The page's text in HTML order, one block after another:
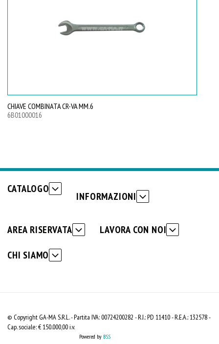
CHIAVE COMBINATA CR-VA MM.6
6B01000016
CHI SIAMO
CATALOGO
INFORMAZIONI
AREA RISERVATA LAVORA CON NOI
© Copyright GA-MA S.R.L. - Partita IVA: 00724200282 - R.I.: PD 11410 - R.E.A.: 132578 -
Cap. sociale: € 150.000,00 i.v.
Powered by BSS